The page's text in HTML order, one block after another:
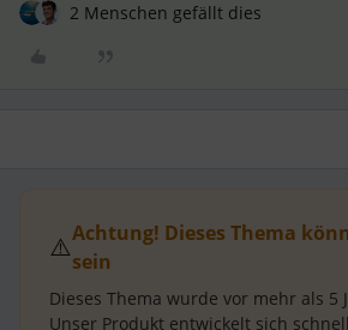
2 Menschen gefällt dies
⚠️Achtung! Dieses Thema
sein
Dieses Thema wurde vor mehr als 5
Unser Produkt entwickelt sich